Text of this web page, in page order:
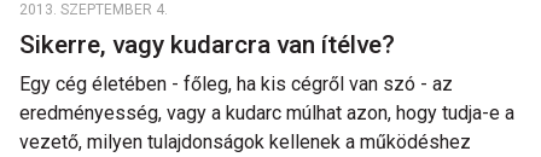
2013. SZEPTEMBER 4.
Sikerre, vagy kudarcra van ítélve?
Egy cég életében - főleg, ha kis cégről van szó - az
eredményesség, vagy a kudarc múlhat azon, hogy tudja-e a
vezető, milyen tulajdonságok kellenek a működéshez